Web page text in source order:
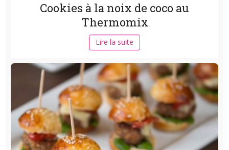
Cookies à la noix de coco au
Thermomix
Lire la suite